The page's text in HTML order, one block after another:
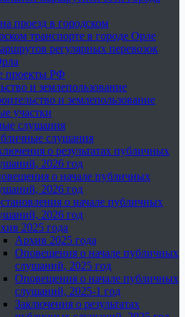
проезд в городском
транспорте в городе Орле
регулярных перевозок
проекты РФ
и землепользование
и землепользование
участки
слушания
слушания
о результатах публичных
2026 год
о начале публичных
2026 год
о начале публичных
2026 год
2025 года
Архив 2025 года
Оповещения о начале публичных
слушаний, 2025 год
Оповещения о начале публичных
слушаний, 2025-1 год
Заключения о результатах